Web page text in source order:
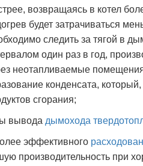
возвращаясь в котел
будет затрачиваться
следить за тягой в
один раз в год,
неотапливаемые
конденсата,
сгорания;
вывода дымохода
эффективного
производительность при